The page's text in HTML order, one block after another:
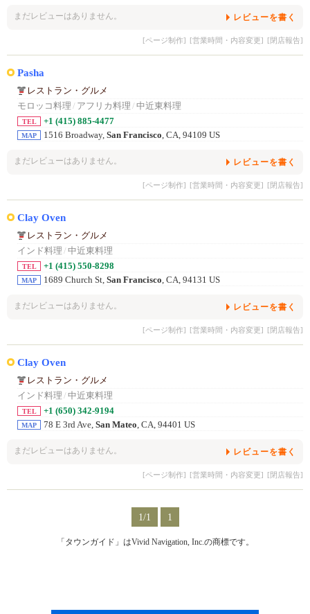
まだレビューはありません。 レビューを書く
[ページ制作] [営業時間・内容変更] [閉店報告]
Pasha
レストラン・グルメ
モロッコ料理 / アフリカ料理 / 中近東料理
TEL +1 (415) 885-4477
MAP 1516 Broadway, San Francisco, CA, 94109 US
まだレビューはありません。 レビューを書く
[ページ制作] [営業時間・内容変更] [閉店報告]
Clay Oven
レストラン・グルメ
インド料理 / 中近東料理
TEL +1 (415) 550-8298
MAP 1689 Church St, San Francisco, CA, 94131 US
まだレビューはありません。 レビューを書く
[ページ制作] [営業時間・内容変更] [閉店報告]
Clay Oven
レストラン・グルメ
インド料理 / 中近東料理
TEL +1 (650) 342-9194
MAP 78 E 3rd Ave, San Mateo, CA, 94401 US
まだレビューはありません。 レビューを書く
[ページ制作] [営業時間・内容変更] [閉店報告]
1/1 1
「タウンガイド」はVivid Navigation, Inc.の商標です。